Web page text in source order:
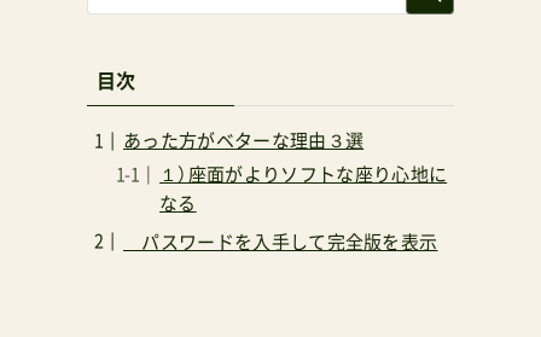
目次
あった方がベターな理由３選
１）座面がよりソフトな座り心地に
なる
パスワードを入手して完全版を表示